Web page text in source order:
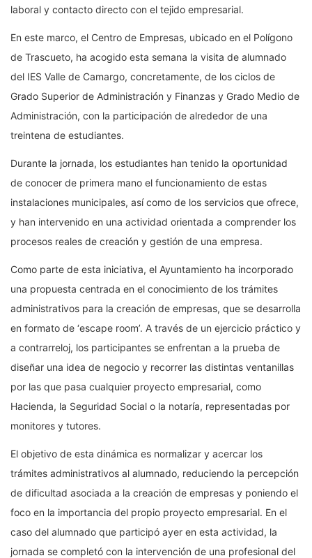
laboral y contacto directo con el tejido empresarial.
En este marco, el Centro de Empresas, ubicado en el Polígono
de Trascueto, ha acogido esta semana la visita de alumnado
del IES Valle de Camargo, concretamente, de los ciclos de
Grado Superior de Administración y Finanzas y Grado Medio de
Administración, con la participación de alrededor de una
treintena de estudiantes.
Durante la jornada, los estudiantes han tenido la oportunidad
de conocer de primera mano el funcionamiento de estas
instalaciones municipales, así como de los servicios que ofrece,
y han intervenido en una actividad orientada a comprender los
procesos reales de creación y gestión de una empresa.
Como parte de esta iniciativa, el Ayuntamiento ha incorporado
una propuesta centrada en el conocimiento de los trámites
administrativos para la creación de empresas, que se desarrolla
en formato de ‘escape room’. A través de un ejercicio práctico y
a contrarreloj, los participantes se enfrentan a la prueba de
diseñar una idea de negocio y recorrer las distintas ventanillas
por las que pasa cualquier proyecto empresarial, como
Hacienda, la Seguridad Social o la notaría, representadas por
monitores y tutores.
El objetivo de esta dinámica es normalizar y acercar los
trámites administrativos al alumnado, reduciendo la percepción
de dificultad asociada a la creación de empresas y poniendo el
foco en la importancia del propio proyecto empresarial. En el
caso del alumnado que participó ayer en esta actividad, la
jornada se completó con la intervención de una profesional del